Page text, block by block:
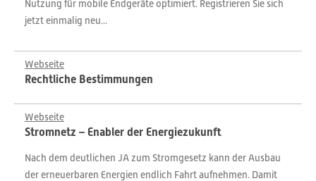
Nutzung für mobile Endgeräte optimiert. Registrieren Sie sich
jetzt einmalig neu...
Webseite
Rechtliche Bestimmungen
Webseite
Stromnetz – Enabler der Energiezukunft
Nach dem deutlichen JA zum Stromgesetz kann der Ausbau
der erneuerbaren Energien endlich Fahrt aufnehmen. Damit